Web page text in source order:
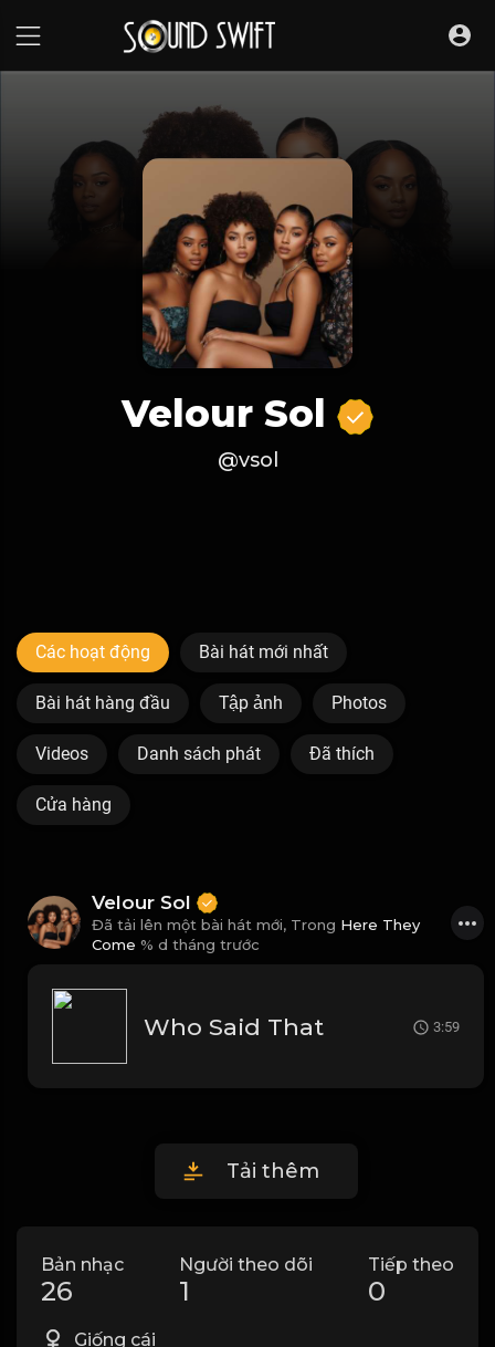
Velour Sol
@vsol
Các hoạt động Bài hát mới nhất
Bài hát hàng đầu Tập ảnh Photos
Videos Danh sách phát Đã thích
Cửa hàng
Velour Sol
Đã tải lên một bài hát mới, Trong Here They
Come % d tháng trước
Who Said That 3:59
Tải thêm
Bản nhạc
26
Người theo dõi
1
Tiếp theo
0
Giống cái